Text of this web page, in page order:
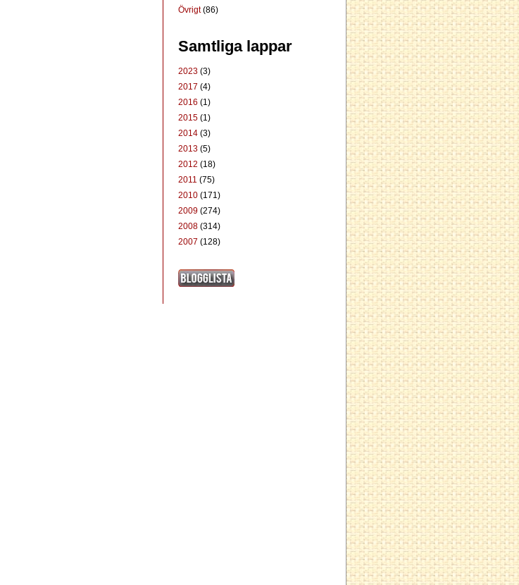
Övrigt(86)
Samtliga lappar
2023 (3)
2017 (4)
2016 (1)
2015 (1)
2014 (3)
2013 (5)
2012 (18)
2011 (75)
2010 (171)
2009 (274)
2008 (314)
2007 (128)